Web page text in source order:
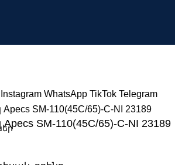
Instagram WhatsApp TikTok Telegram
SM-110(45C/65)-C-NI 23189